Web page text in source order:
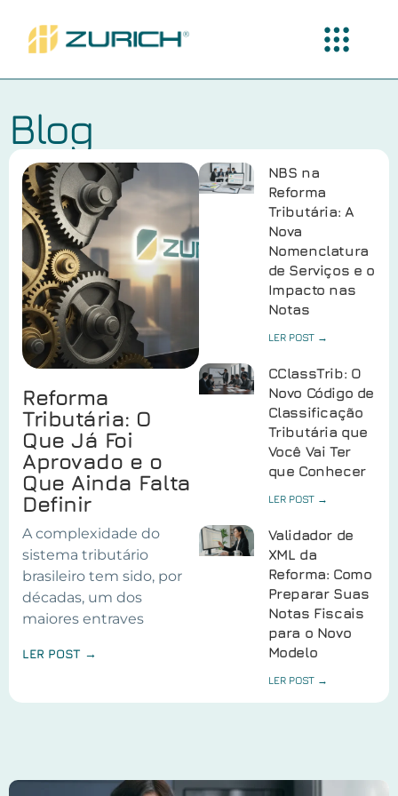
Blog
Reforma
Tributária: O
Que Já Foi
Aprovado e o
Que Ainda Falta
Definir
A complexidade do
sistema tributário
brasileiro tem sido, por
décadas, um dos
maiores entraves
LER POST →
NBS na
Reforma
Tributária: A
Nova
Nomenclatura
de Serviços e o
Impacto nas
Notas
LER POST →
CClassTrib: O
Novo Código de
Classificação
Tributária que
Você Vai Ter
que Conhecer
LER POST →
Validador de
XML da
Reforma: Como
Preparar Suas
Notas Fiscais
para o Novo
Modelo
LER POST →